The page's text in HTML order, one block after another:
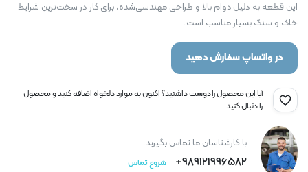
این قطعه به دلیل دوام بالا و طراحی مهندسی‌شده، برای کار در سخت‌ترین شرایط
خاک و سنگ بسیار مناسب است.
در واتساپ سفارش دهید
آیا این محصول را دوست داشتید؟ اکنون به موارد دلخواه اضافه کنید و محصول
را دنبال کنید.
با کارشناسان ما تماس بگیرید.
989121996582+ شروع تماس